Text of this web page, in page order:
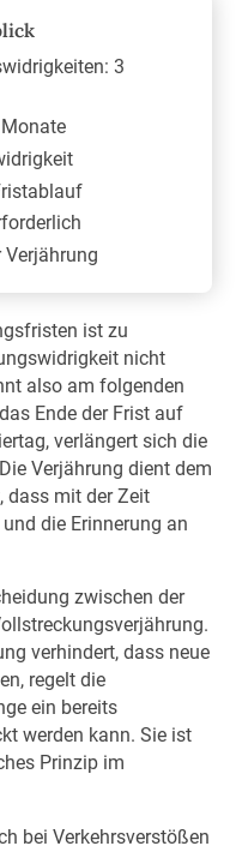
3
ist zu
nicht
also am folgenden
Ende der Frist auf
verlängert sich die
Verjährung dient dem
dass mit der Zeit
die Erinnerung an
zwischen der
verhindert, dass neue
regelt die
ein bereits
werden kann. Sie ist
Prinzip im
bei Verkehrsverstößen